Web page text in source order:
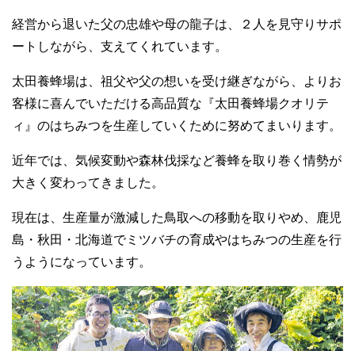
経営から退いた父の忠雄や母の龍子は、２人を見守りサポ
ートしながら、支えてくれています。
太田養蜂場は、祖父や父の想いを受け継ぎながら、よりお
客様に喜んでいただける高品質な『太田養蜂場クオリテ
ィ』のはちみつを生産していくために努めてまいります。
近年では、気候変動や森林伐採など養蜂を取り巻く情勢が
大きく変わってきました。
現在は、生産量が激減した鳥取への移動を取りやめ、鹿児
島・秋田・北海道でミツバチの育成やはちみつの生産を行
うようになっています。